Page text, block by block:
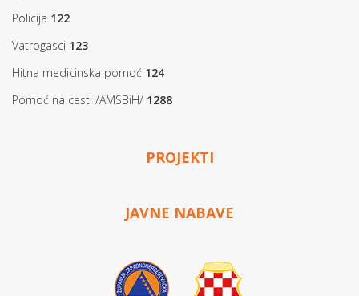
Policija 122
Vatrogasci 123
Hitna medicinska pomoć 124
Pomoć na cesti /AMSBiH/ 1288
PROJEKTI
JAVNE NABAVE